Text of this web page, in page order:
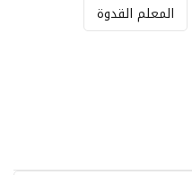
المعلم القدوة